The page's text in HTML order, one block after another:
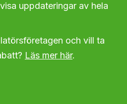
uppdateringar av hela
och vill ta
Läs mer här.